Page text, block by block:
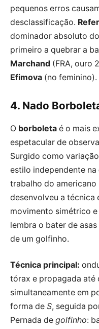
pequenos erros
desclassificação.
dominador absoluto
primeiro a quebrar a
Marchand (FRA, ouro
Efimova (no feminino).
4. Nado
O borboleta é o mais
espetacular de
Surgido como
estilo independente na
trabalho do americano
desenvolveu a técnica
movimento simétrico
lembra o bater de
de um golfinho.
Técnica principal:
tórax e propagada até
simultaneamente em
forma de S, seguida
Pernada de golfinho: